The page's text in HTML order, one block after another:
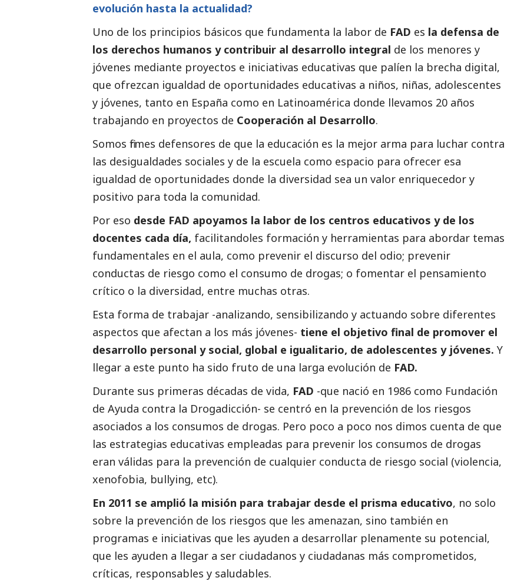
evolución hasta la actualidad?
Uno de los principios básicos que fundamenta la labor de FAD es la defensa de
los derechos humanos y contribuir al desarrollo integral de los menores y
jóvenes mediante proyectos e iniciativas educativas que palíen la brecha digital,
que ofrezcan igualdad de oportunidades educativas a niños, niñas, adolescentes
y jóvenes, tanto en España como en Latinoamérica donde llevamos 20 años
trabajando en proyectos de Cooperación al Desarrollo.
Somos firmes defensores de que la educación es la mejor arma para luchar contra
las desigualdades sociales y de la escuela como espacio para ofrecer esa
igualdad de oportunidades donde la diversidad sea un valor enriquecedor y
positivo para toda la comunidad.
Por eso desde FAD apoyamos la labor de los centros educativos y de los
docentes cada día, facilitandoles formación y herramientas para abordar temas
fundamentales en el aula, como prevenir el discurso del odio; prevenir
conductas de riesgo como el consumo de drogas; o fomentar el pensamiento
crítico o la diversidad, entre muchas otras.
Esta forma de trabajar -analizando, sensibilizando y actuando sobre diferentes
aspectos que afectan a los más jóvenes- tiene el objetivo final de promover el
desarrollo personal y social, global e igualitario, de adolescentes y jóvenes. Y
llegar a este punto ha sido fruto de una larga evolución de FAD.
Durante sus primeras décadas de vida, FAD -que nació en 1986 como Fundación
de Ayuda contra la Drogadicción- se centró en la prevención de los riesgos
asociados a los consumos de drogas. Pero poco a poco nos dimos cuenta de que
las estrategias educativas empleadas para prevenir los consumos de drogas
eran válidas para la prevención de cualquier conducta de riesgo social (violencia,
xenofobia, bullying, etc).
En 2011 se amplió la misión para trabajar desde el prisma educativo, no solo
sobre la prevención de los riesgos que les amenazan, sino también en
programas e iniciativas que les ayuden a desarrollar plenamente su potencial,
que les ayuden a llegar a ser ciudadanos y ciudadanas más comprometidos,
críticas, responsables y saludables.